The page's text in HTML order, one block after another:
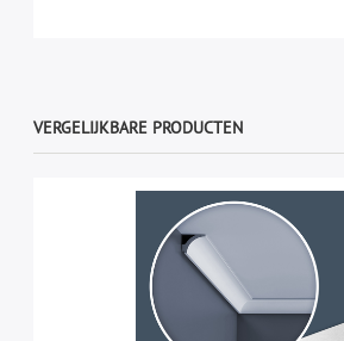
VERGELIJKBARE PRODUCTEN